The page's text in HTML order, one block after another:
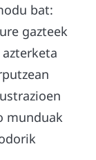
bat:
gazteek
munduak